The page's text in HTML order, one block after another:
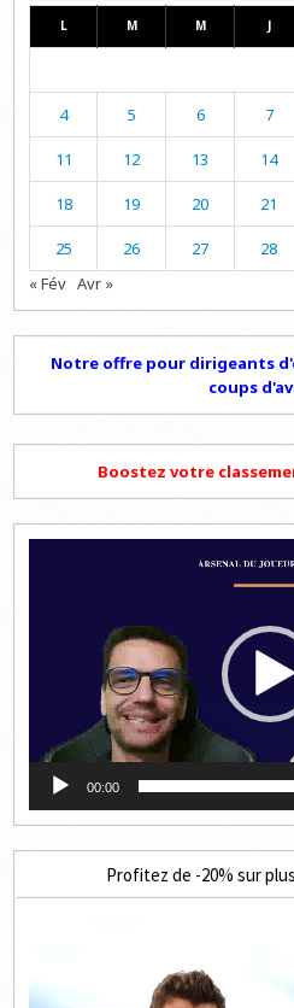
L M M J
4 5 6 7
11 12 13 14
18 19 20 21
25 26 27 28
« Fév Avr »
Notre offre pour dirigeants
coups
Boostez votre
00:00
Profitez de -20% sur